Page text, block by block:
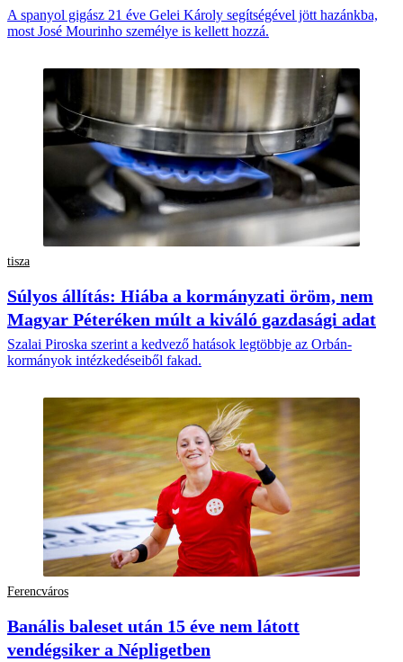
A spanyol gigász 21 éve Gelei Károly segítségével jött hazánkba,
most José Mourinho személye is kellett hozzá.
tisza
Súlyos állítás: Hiába a kormányzati öröm, nem
Magyar Péteréken múlt a kiváló gazdasági adat
Szalai Piroska szerint a kedvező hatások legtöbbje az Orbán-
kormányok intézkedéseiből fakad.
Ferencváros
Banális baleset után 15 éve nem látott
vendégsiker a Népligetben